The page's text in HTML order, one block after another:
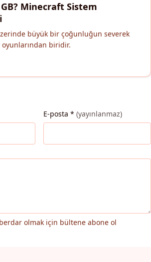
Minecraft Sistem
büyük bir çoğunluğun severek
oyunlarından biridir.
E-posta * (yayınlanmaz)
olmak için bültene abone ol